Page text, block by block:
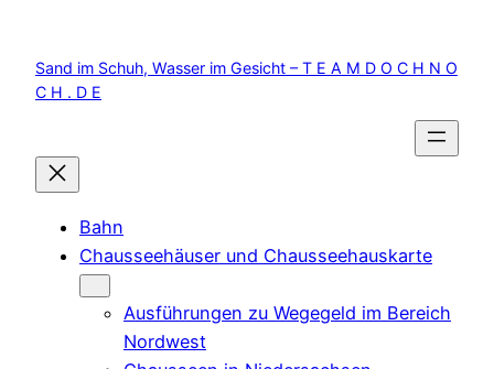
springen
Sand im Schuh, Wasser im Gesicht – T E A M D O C H N O
C H . D E
Bahn
Chausseehäuser und Chausseehauskarte
Ausführungen zu Wegegeld im Bereich
Nordwest